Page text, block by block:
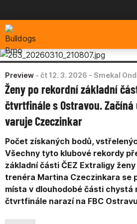
Bulldogs Brno
Preview - čt 12. 3. 2026 - Smekal
Ženy po rekordní základní
čtvrtfinále s Ostravou. Začíná
varuje Czeczinkar
Počet získaných bodů,
Všechny tyto klubové rekordy
základní části ČEZ Extraligy
trenéra Martina Czeczinkara se
místa v dlouhodobé části chystá
čtvrtfinále narazí na FBC